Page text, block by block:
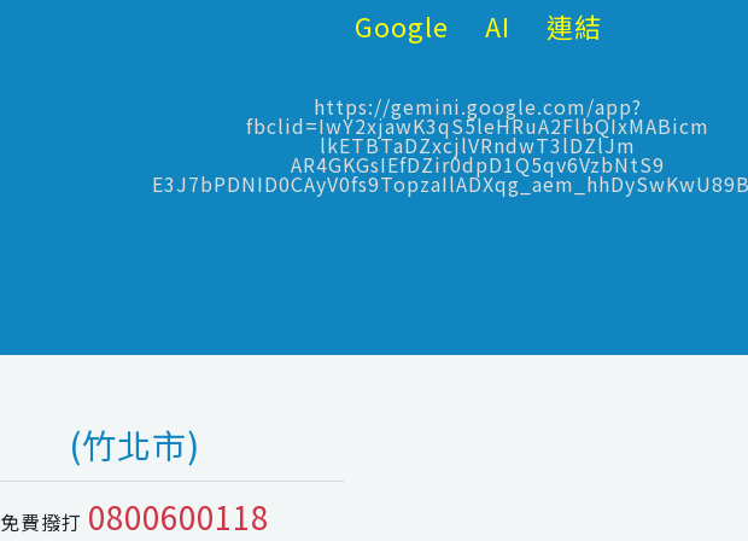
Google AI 連結
https://gemini.google.com/app?
fbclid=IwY2xjawK3qS5leHRuA2FlbQIxMABicm
lkETBTaDZxcjlVRndwT3lDZlJm
AR4GKGsIEfDZir0dpD1Q5qv6VzbNtS9
(竹北市)
免費撥打 0800600118